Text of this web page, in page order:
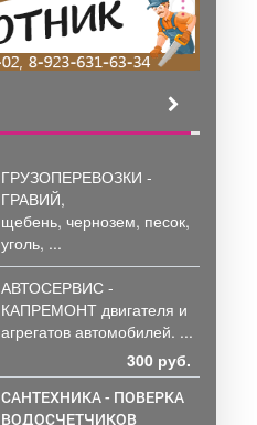
ГРУЗОПЕРЕВОЗКИ -
ГРАВИЙ,
щебень, чернозем, песок,
уголь, ...
АВТОСЕРВИС -
КАПРЕМОНТ двигателя и
агрегатов автомобилей. ...
300 руб.
САНТЕХНИКА - ПОВЕРКА
ВОДОСЧЕТЧИКОВ